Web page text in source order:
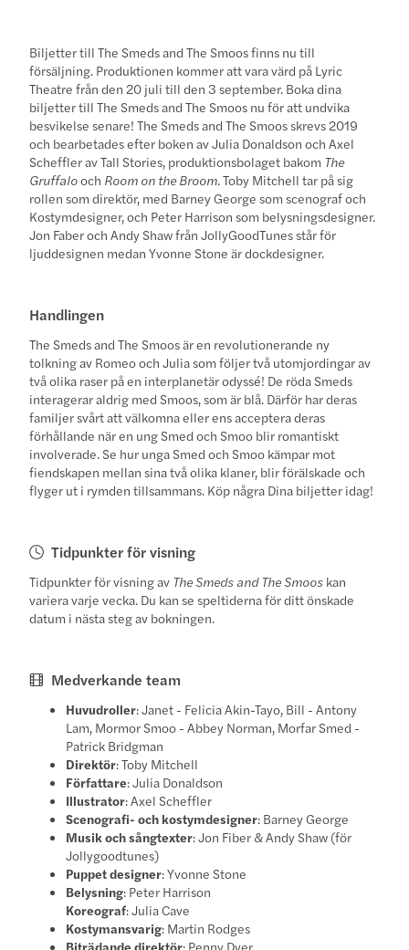
Biljetter till The Smeds and The Smoos finns nu till
försäljning. Produktionen kommer att vara värd på Lyric
Theatre från den 20 juli till den 3 september. Boka dina
biljetter till The Smeds and The Smoos nu för att undvika
besvikelse senare! The Smeds and The Smoos skrevs 2019
och bearbetades efter boken av Julia Donaldson och Axel
Scheffler av Tall Stories, produktionsbolaget bakom The
Gruffalooch Room on the Broom. Toby Mitchell tar på sig
rollen som direktör, med Barney George som scenograf och
Kostymdesigner, och Peter Harrison som belysningsdesigner.
Jon Faber och Andy Shaw från JollyGoodTunes står för
ljuddesignen medan Yvonne Stone är dockdesigner.
Handlingen
The Smeds and The Smoos är en revolutionerande ny
tolkning av Romeo och Julia som följer två utomjordingar av
två olika raser på en interplanetär odyssé! De röda Smeds
interagerar aldrig med Smoos, som är blå. Därför har deras
familjer svårt att välkomna eller ens acceptera deras
förhållande när en ung Smed och Smoo blir romantiskt
involverade. Se hur unga Smed och Smoo kämpar mot
fiendskapen mellan sina två olika klaner, blir förälskade och
flyger ut i rymden tillsammans. Köp några Dina biljetter idag!
Tidpunkter för visning
Tidpunkter för visning av The Smeds and The Smoos kan
variera varje vecka. Du kan se speltiderna för ditt önskade
datum i nästa steg av bokningen.
Medverkande team
Huvudroller: Janet - Felicia Akin-Tayo, Bill - Antony
Lam, Mormor Smoo - Abbey Norman, Morfar Smed -
Patrick Bridgman
Direktör: Toby Mitchell
Författare: Julia Donaldson
Illustrator: Axel Scheffler
Scenografi- och kostymdesigner: Barney George
Musik och sångtexter: Jon Fiber & Andy Shaw (för
Jollygoodtunes)
Puppet designer: Yvonne Stone
Belysning: Peter Harrison
Koreograf: Julia Cave
Kostymansvarig: Martin Rodges
Biträdande direktör: Penny Dyer